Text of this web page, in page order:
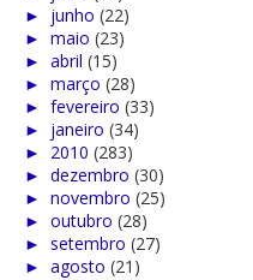
► junho (22)
► maio (23)
► abril (15)
► março (28)
► fevereiro (33)
► janeiro (34)
► 2010 (283)
► dezembro (30)
► novembro (25)
► outubro (28)
► setembro (27)
► agosto (21)